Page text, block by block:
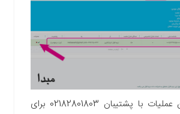
بعد از انجام این عملیات با پشتیبان 02182801803 برای